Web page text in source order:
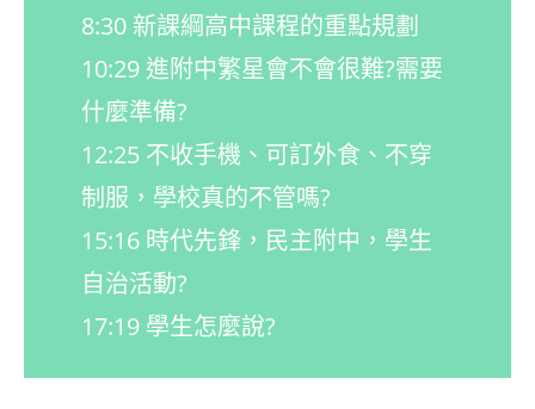
8:30 新課綱高中課程的重點規劃
10:29 進附中繁星會不會很難?需要
什麼準備?
12:25 不收手機、可訂外食、不穿
制服，學校真的不管嗎?
15:16 時代先鋒，民主附中，學生
自治活動?
17:19 學生怎麼說?